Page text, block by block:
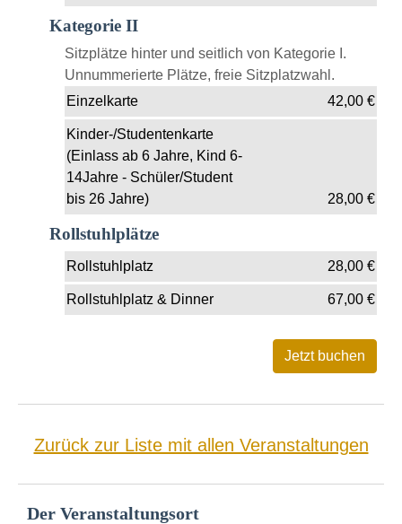
Kategorie II
Sitzplätze hinter und seitlich von Kategorie I.
Unnummerierte Plätze, freie Sitzplatzwahl.
Einzelkarte
42,00€
Kinder-/Studentenkarte
(Einlass ab 6 Jahre, Kind 6-
14Jahre - Schüler/Student
bis 26 Jahre)
28,00€
Rollstuhlplätze
Rollstuhlplatz 28,00€
Rollstuhlplatz & Dinner 67,00€
Zurück zur Liste mit allen Veranstaltungen
Der Veranstaltungsort